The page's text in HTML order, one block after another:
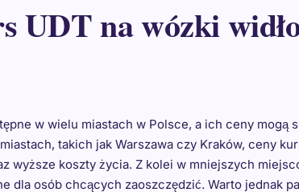
UDT na wózki
w wielu miastach w Polsce, a ich ceny mogą
takich jak Warszawa czy Kraków, ceny
wyższe koszty życia. Z kolei w mniejszych
dla osób chcących zaoszczędzić. Warto jednak